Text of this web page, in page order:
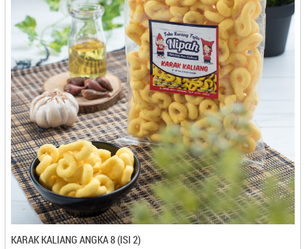
GAVIN'S FIGS - Semarang
Gedhang Sari Makmur - Cilacap
Gemira Browker - Bandung
Gerai Oleh Oleh Laa Qola - Bandar Lampung
Gerbang Marina - Bontang
Getas Wah-You - Pangkal Pinang
Gethuk Eco - Magelang
Gethuk Goreng - Magelang
Ginding Cuanki - Bandung
Gipang Pangrih - Cilegon
Glory food - Surabaya
Gn. Tidar - Magelang
Gogos Tuna Ibu Vera - Makasar
KARAK KALIANG ANGKA 8 (ISI 2)